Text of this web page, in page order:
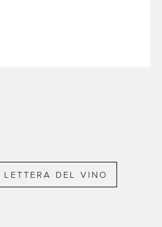
LETTERA DEL VINO